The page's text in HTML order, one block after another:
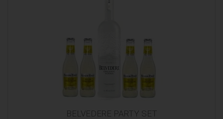
BELVEDERE PARTY SET